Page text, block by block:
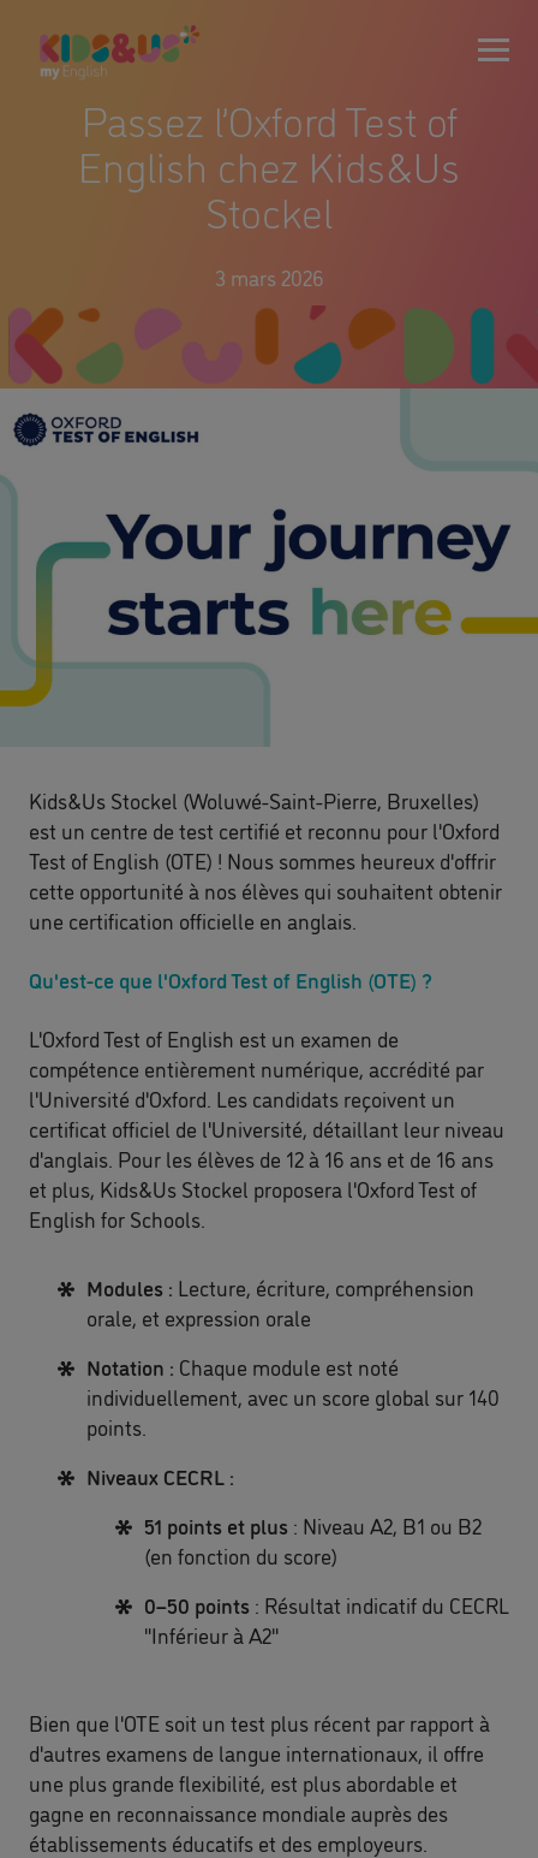
Passez l’Oxford Test of
English chez Kids&Us
Stockel
3 mars 2026
Kids&Us Stockel (Woluwé-Saint-Pierre, Bruxelles)
est un centre de test certifié et reconnu pour l'Oxford
Test of English (OTE) ! Nous sommes heureux d'offrir
cette opportunité à nos élèves qui souhaitent obtenir
une certification officielle en anglais.
Qu'est-ce que l'Oxford Test of English (OTE) ?
L'Oxford Test of English est un examen de
compétence entièrement numérique, accrédité par
l'Université d'Oxford. Les candidats reçoivent un
certificat officiel de l'Université, détaillant leur niveau
d'anglais. Pour les élèves de 12 à 16 ans et de 16 ans
et plus, Kids&Us Stockel proposera l'Oxford Test of
English for Schools.
Modules : Lecture, écriture, compréhension
orale, et expression orale
Notation : Chaque module est noté
individuellement, avec un score global sur 140
points.
Niveaux CECRL :
51 points et plus : Niveau A2, B1 ou B2
(en fonction du score)
0–50 points : Résultat indicatif du CECRL
"Inférieur à A2"
Bien que l'OTE soit un test plus récent par rapport à
d'autres examens de langue internationaux, il offre
une plus grande flexibilité, est plus abordable et
gagne en reconnaissance mondiale auprès des
établissements éducatifs et des employeurs.